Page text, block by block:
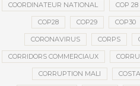
COORDINATEUR NATIONAL COP 28
COP28 COP29 COP30
CORONAVIRUS CORPS
CORRIDORS COMMERCIAUX
CORRUPTION MALI